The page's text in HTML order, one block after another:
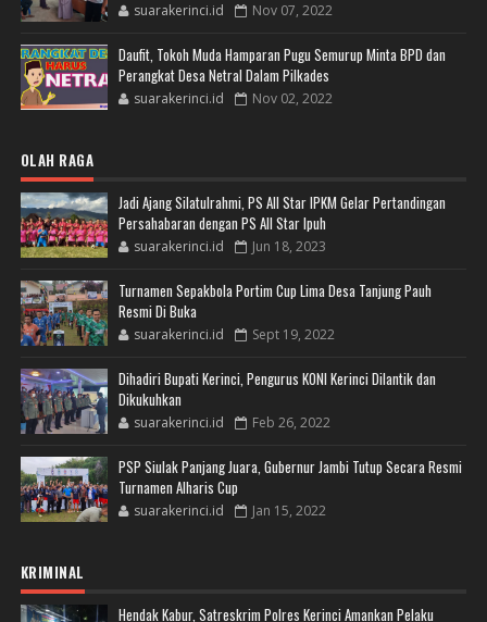
suarakerinci.id Nov 07, 2022
Daufit, Tokoh Muda Hamparan Pugu Semurup Minta BPD dan
Perangkat Desa Netral Dalam Pilkades
suarakerinci.id Nov 02, 2022
OLAH RAGA
Jadi Ajang Silatulrahmi, PS All Star IPKM Gelar Pertandingan
Persahabaran dengan PS All Star Ipuh
suarakerinci.id Jun 18, 2023
Turnamen Sepakbola Portim Cup Lima Desa Tanjung Pauh
Resmi Di Buka
suarakerinci.id Sept 19, 2022
Dihadiri Bupati Kerinci, Pengurus KONI Kerinci Dilantik dan
Dikukuhkan
suarakerinci.id Feb 26, 2022
PSP Siulak Panjang Juara, Gubernur Jambi Tutup Secara Resmi
Turnamen Alharis Cup
suarakerinci.id Jan 15, 2022
KRIMINAL
Hendak Kabur, Satreskrim Polres Kerinci Amankan Pelaku